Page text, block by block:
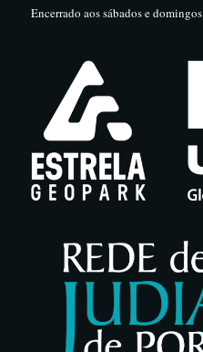
Encerrado aos sábados e domingos